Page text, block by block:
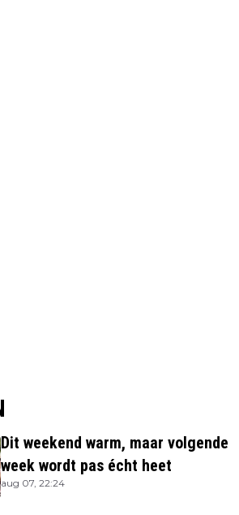
Dit weekend warm, maar volgende
week wordt pas écht heet
aug 07, 22:24